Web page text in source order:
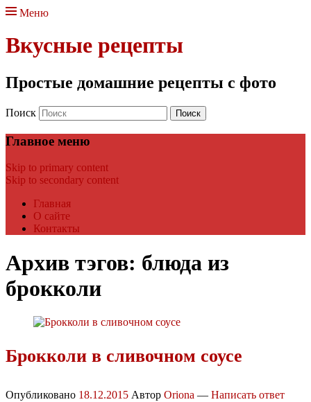
Меню
Вкусные рецепты
Простые домашние рецепты с фото
Поиск
Главное меню
Skip to primary content
Skip to secondary content
Главная
О сайте
Контакты
Архив тэгов: блюда из
брокколи
Брокколи в сливочном соусе
Опубликовано 18.12.2015 Автор Oriona — Написать ответ